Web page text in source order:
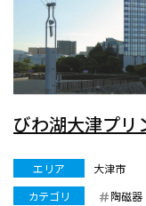
びわ湖大津プリ
エリア
大津市
カテゴリ
陶磁器